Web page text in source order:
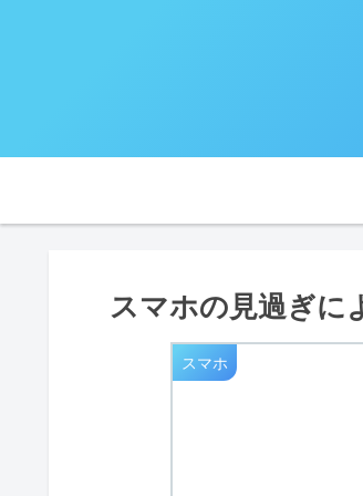
スマホの見過ぎに
スマホ